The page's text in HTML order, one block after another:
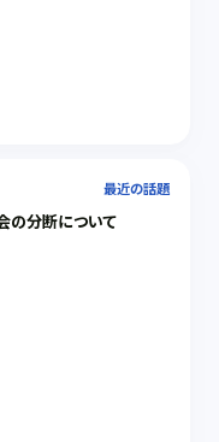
最近の話題
の分断について